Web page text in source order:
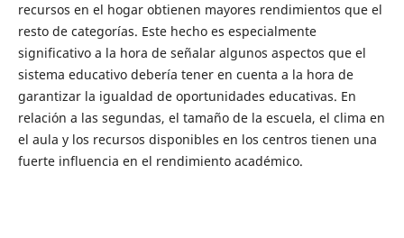
recursos en el hogar obtienen mayores rendimientos que el
resto de categorías. Este hecho es especialmente
significativo a la hora de señalar algunos aspectos que el
sistema educativo debería tener en cuenta a la hora de
garantizar la igualdad de oportunidades educativas. En
relación a las segundas, el tamaño de la escuela, el clima en
el aula y los recursos disponibles en los centros tienen una
fuerte influencia en el rendimiento académico.